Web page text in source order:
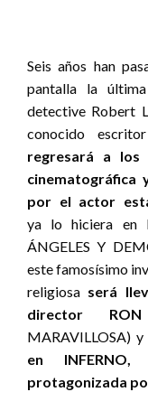
Seis años han
pantalla la
detective Robert
conocido
regresará a los
cinematográfica
por el actor
ya lo hiciera en
ÁNGELES Y
este famosísimo
religiosa será
director RON
MARAVILLOSA) y
en
protagonizada